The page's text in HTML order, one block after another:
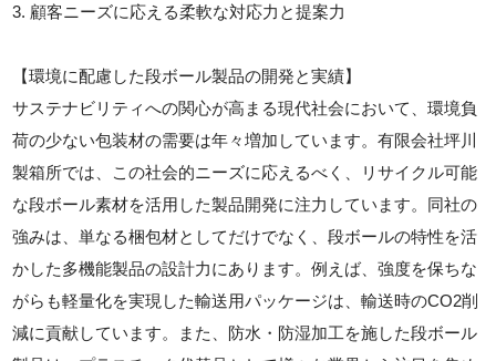
3. 顧客ニーズに応える柔軟な対応力と提案力
【環境に配慮した段ボール製品の開発と実績】
サステナビリティへの関心が高まる現代社会において、環境負
荷の少ない包装材の需要は年々増加しています。有限会社坪川
製箱所では、この社会的ニーズに応えるべく、リサイクル可能
な段ボール素材を活用した製品開発に注力しています。同社の
強みは、単なる梱包材としてだけでなく、段ボールの特性を活
かした多機能製品の設計力にあります。例えば、強度を保ちな
がらも軽量化を実現した輸送用パッケージは、輸送時のCO2削
減に貢献しています。また、防水・防湿加工を施した段ボール